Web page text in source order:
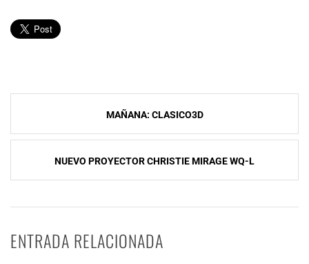
Navegación
de
entradas
MAÑANA: CLASICO3D
NUEVO PROYECTOR CHRISTIE MIRAGE WQ-L
ENTRADA RELACIONADA